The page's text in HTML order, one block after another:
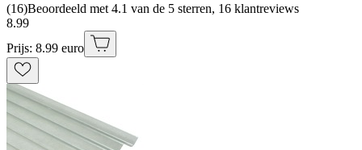
(16)Beoordeeld met 4.1 van de 5 sterren, 16 klantreviews
8.99
Prijs: 8.99 euro